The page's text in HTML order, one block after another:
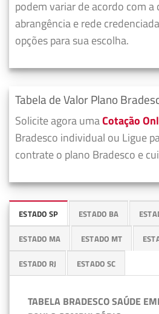
podem variar de acordo com a
abrangência e rede
opções para sua escolha.
Tabela de Valor Plano
Solicite agora umaCotação
Bradesco individual ou Ligue
contrate o plano Bradesco e
ESTADO SP ESTADO BA
ESTADO MA ESTADO MT
ESTADO RJ ESTADO SC
TABELA BRADESCO SAÚDE